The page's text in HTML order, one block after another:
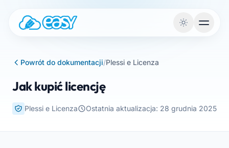
Powrót do dokumentacji/Plessi e Licenza
Jak kupić licencję
Plessi e Licenza Ostatnia aktualizacja: 28 grudnia 2025